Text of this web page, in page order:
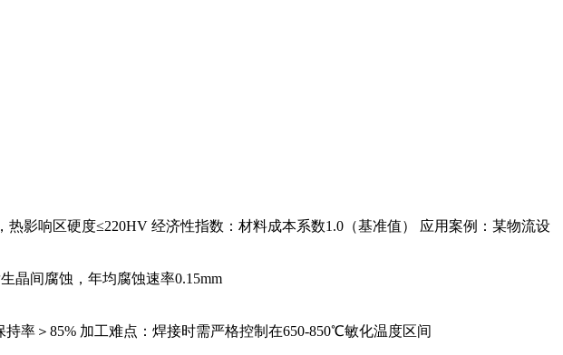
热影响区硬度≤220HV 经济性指数：材料成本系数1.0（基准值） 应用案例：某物流设
晶间腐蚀，年均腐蚀速率0.15mm
率＞85% 加工难点：焊接时需严格控制在650-850℃敏化温度区间